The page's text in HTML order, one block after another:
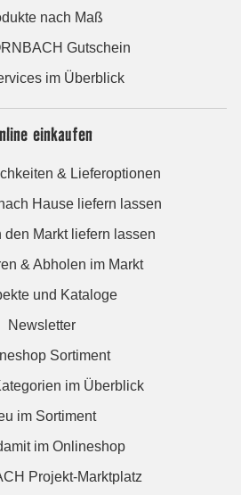
nach Maß
Gutschein
im Überblick
einkaufen
& Lieferoptionen
Hause liefern lassen
den Markt liefern lassen
& Abholen im Markt
und Kataloge
Newsletter
Sortiment
im Überblick
im Sortiment
im Onlineshop
Projekt-Marktplatz